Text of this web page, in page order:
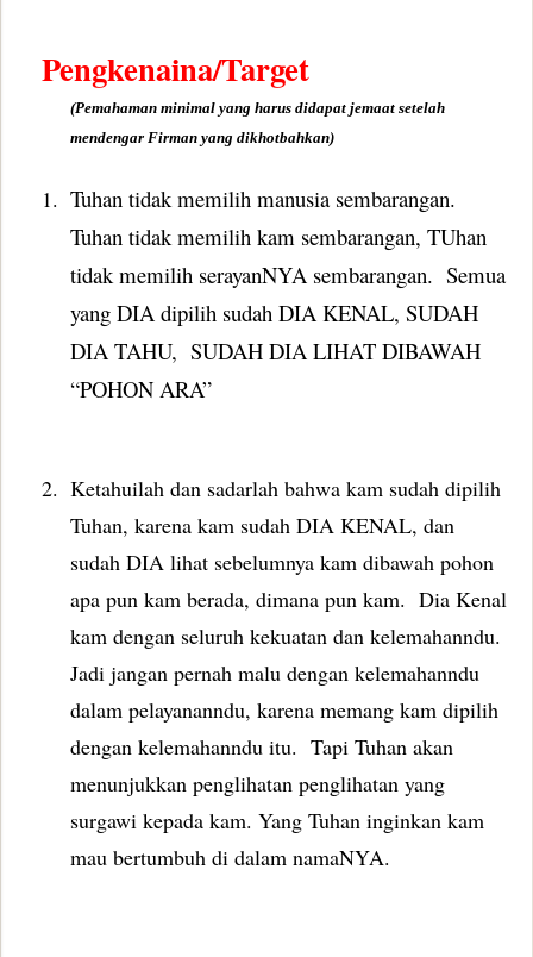
Pengkenaina/Target
(Pemahaman minimal yang harus didapat jemaat setelah
mendengar Firman yang dikhotbahkan)
1. Tuhan tidak memilih manusia sembarangan.
Tuhan tidak memilih kam sembarangan, TUhan
tidak memilih serayanNYA sembarangan. Semua
yang DIA dipilih sudah DIA KENAL, SUDAH
DIA TAHU, SUDAH DIA LIHAT DIBAWAH
“POHON ARA”
2. Ketahuilah dan sadarlah bahwa kam sudah dipilih
Tuhan, karena kam sudah DIA KENAL, dan
sudah DIA lihat sebelumnya kam dibawah pohon
apa pun kam berada, dimana pun kam. Dia Kenal
kam dengan seluruh kekuatan dan kelemahanndu.
Jadi jangan pernah malu dengan kelemahanndu
dalam pelayananndu, karena memang kam dipilih
dengan kelemahanndu itu. Tapi Tuhan akan
menunjukkan penglihatan penglihatan yang
surgawi kepada kam. Yang Tuhan inginkan kam
mau bertumbuh di dalam namaNYA.